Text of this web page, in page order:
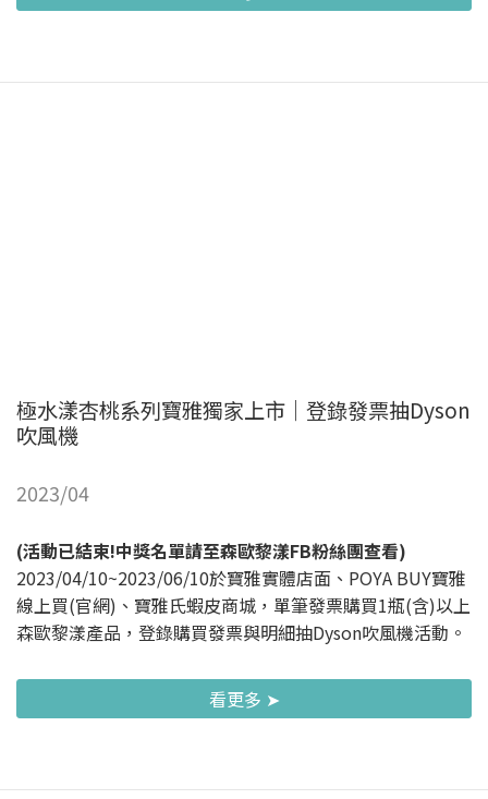
極水漾杏桃系列寶雅獨家上市｜登錄發票抽Dyson
吹風機
2023/04
(活動已結束!中獎名單請至森歐黎漾FB粉絲團查看)
2023/04/10~2023/06/10於寶雅實體店面、POYA BUY寶雅
線上買(官網)、寶雅氏蝦皮商城，單筆發票購買1瓶(含)以上
森歐黎漾產品，登錄購買發票與明細抽Dyson吹風機活動。
看更多 ➤